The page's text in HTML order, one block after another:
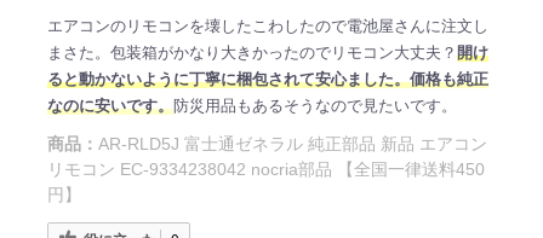
エアコンのリモコンを壊したこわしたので電池屋さんに注文し
まさた。包装箱がかなり大きかったのでリモコン大丈夫？ 開け
ると動かないように丁寧に梱包されて安心ました。価格も純正
なのに安いです。防災用品もあるそうなので見たいです。
商品： AR-RLD5J 富士通ゼネラル 純正部品 新品 エアコン
リモコン EC-9334238042 nocria部品 【全国一律送料450
円】